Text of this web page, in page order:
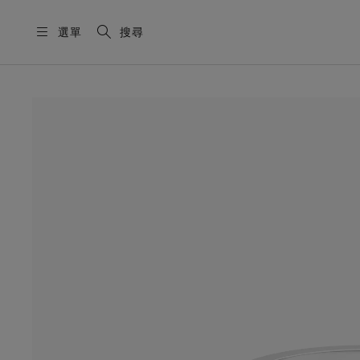
選單 搜尋